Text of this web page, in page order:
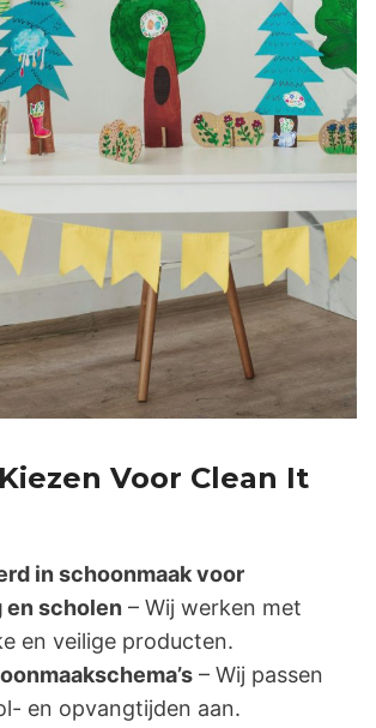
Voor Clean It
in schoonmaak voor
en scholen – Wij werken met
en veilige producten.
– Wij passen
en opvangtijden aan.